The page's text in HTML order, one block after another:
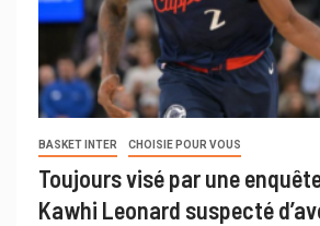
BASKET INTER CHOISIE POUR VOUS
Toujours visé par une
Kawhi Leonard suspecté